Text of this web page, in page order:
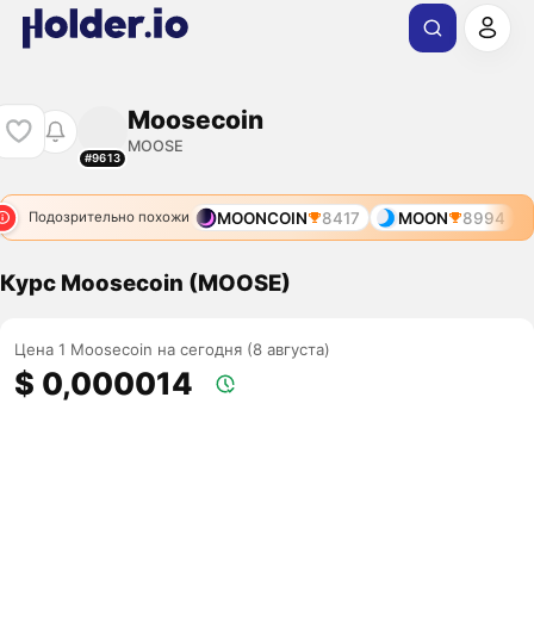
#9613
Moosecoin
MOOSE
Подозрительно похожи MOONCOIN 8417 MOON 8994
Курс Moosecoin (MOOSE)
Цена 1 Moosecoin на сегодня (8 августа)
$ 0,000014